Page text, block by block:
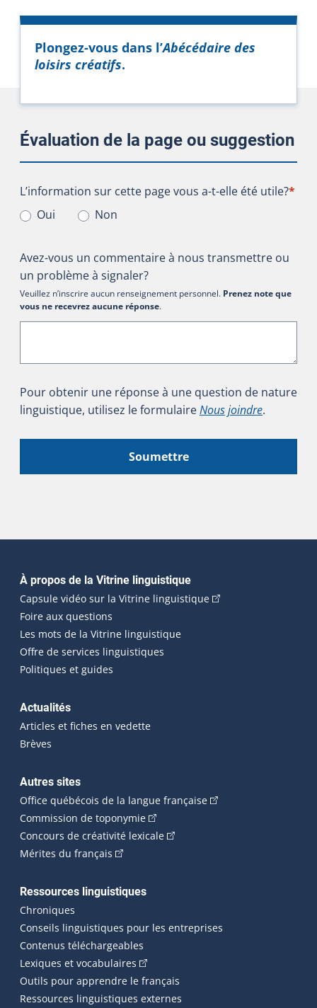
Plongez-vous dans l’Abécédaire des
loisirs créatifs.
Évaluation de la page ou suggestion
L’information sur cette page vous a-t-elle été utile?
L’information sur cette page vous a-t-elle été utile?*
Oui
Non
Avez-vous un commentaire à nous transmettre ou
un problème à signaler?
Veuillez n’inscrire aucun renseignement personnel. Prenez note que
vous ne recevrez aucune réponse.
Pour obtenir une réponse à une question de nature
linguistique, utilisez le formulaireNous joindre.
Soumettre
Navigation principale
À propos de la Vitrine linguistique
Capsule vidéo sur la Vitrine linguistique(Cet hyperlien
Foire aux questions
Les mots de la Vitrine linguistique
Offre de services linguistiques
Politiques et guides
Actualités
Articles et fiches en vedette
Brèves
Autres sites
Office québécois de la langue française(Cet hyperlien
Commission de toponymie(Cet hyperlien externe s'ouvrira
Concours de créativité lexicale(Cet hyperlien externe
Mérites du français (Cet hyperlien externe s'ouvrira dans une
Ressources linguistiques
Chroniques
Conseils linguistiques pour les entreprises
Contenus téléchargeables
Lexiques et vocabulaires (Cet hyperlien externe s'ouvrira
Outils pour apprendre le français
Ressources linguistiques externes